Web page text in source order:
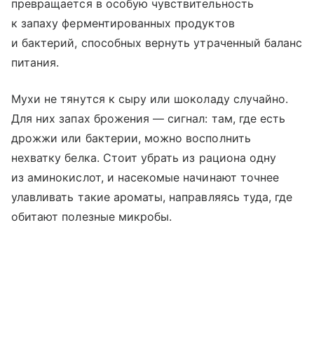
превращается в особую чувствительность
к запаху ферментированных продуктов
и бактерий, способных вернуть утраченный баланс
питания.
Мухи не тянутся к сыру или шоколаду случайно.
Для них запах брожения — сигнал: там, где есть
дрожжи или бактерии, можно восполнить
нехватку белка. Стоит убрать из рациона одну
из аминокислот, и насекомые начинают точнее
улавливать такие ароматы, направляясь туда, где
обитают полезные микробы.